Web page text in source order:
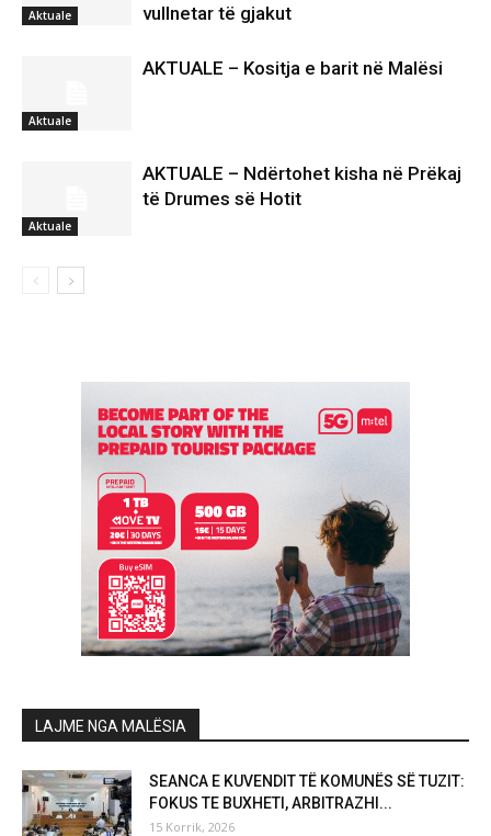
Aktuale
vullnetar të gjakut
Aktuale
AKTUALE – Kositja e barit në Malësi
Aktuale
AKTUALE – Ndërtohet kisha në Prëkaj
të Drumes së Hotit
LAJME NGA MALËSIA
SEANCA E KUVENDIT TË KOMUNËS SË TUZIT:
FOKUS TE BUXHETI, ARBITRAZHI...
15 Korrik, 2026